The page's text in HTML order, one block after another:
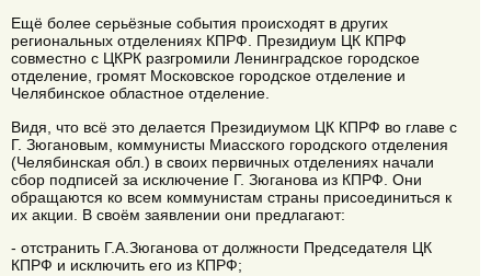
Ещё более серьёзные события происходят в других
региональных отделениях КПРФ. Президиум ЦК КПРФ
совместно с ЦКРК разгромили Ленинградское городское
отделение, громят Московское городское отделение и
Челябинское областное отделение.
Видя, что всё это делается Президиумом ЦК КПРФ во главе с
Г. Зюгановым, коммунисты Миасского городского отделения
(Челябинская обл.) в своих первичных отделениях начали
сбор подписей за исключение Г. Зюганова из КПРФ. Они
обращаются ко всем коммунистам страны присоединиться к
их акции. В своём заявлении они предлагают:
- отстранить Г.А.Зюганова от должности Председателя ЦК
КПРФ и исключить его из КПРФ;